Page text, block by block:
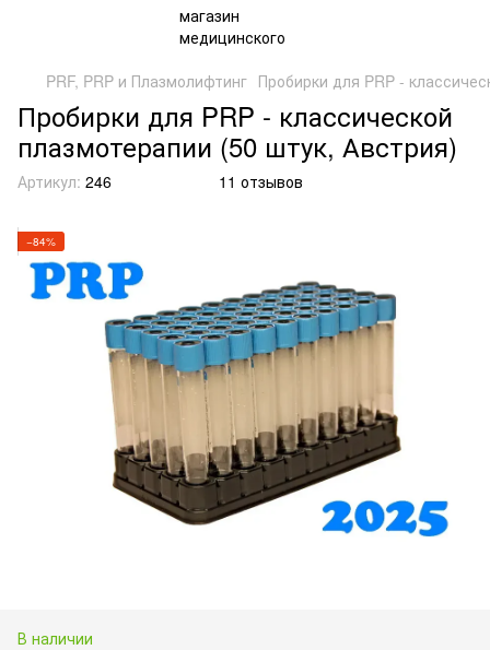
PRF, PRP и Плазмолифтинг Пробирки для PRP -
Пробирки для PRP - классической
плазмотерапии (50 штук, Австрия)
Артикул: 246 11 отзывов
−84%
В наличии